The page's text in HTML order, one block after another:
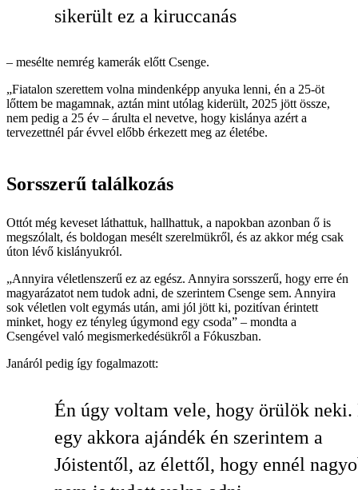
sikerült ez a kiruccanás
– mesélte nemrég kamerák előtt Csenge.
„Fiatalon szerettem volna mindenképp anyuka lenni, én a 25-öt
lőttem be magamnak, aztán mint utólag kiderült, 2025 jött össze,
nem pedig a 25 év – árulta el nevetve, hogy kislánya azért a
tervezettnél pár évvel előbb érkezett meg az életébe.
Sorsszerű találkozás
Ottót még keveset láthattuk, hallhattuk, a napokban azonban ő is
megszólalt, és boldogan mesélt szerelmükről, és az akkor még csak
úton lévő kislányukról.
„Annyira véletlenszerű ez az egész. Annyira sorsszerű, hogy erre én
magyarázatot nem tudok adni, de szerintem Csenge sem. Annyira
sok véletlen volt egymás után, ami jól jött ki, pozitívan érintett
minket, hogy ez tényleg úgymond egy csoda” – mondta a
Csengével való megismerkedésükről a Fókuszban.
Janáról pedig így fogalmazott:
Én úgy voltam vele, hogy örülök neki.
egy akkora ajándék én szerintem a
Jóistentől, az élettől, hogy ennél